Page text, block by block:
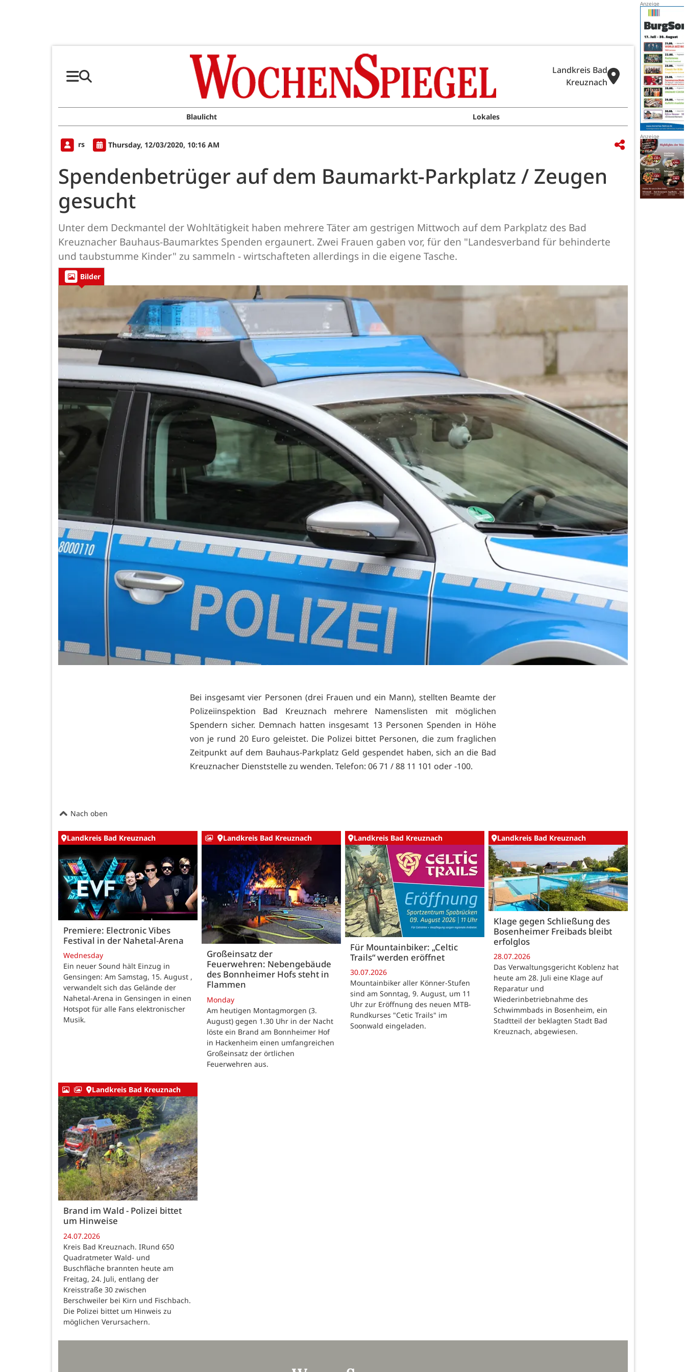
Landkreis Bad
Kreuznach
Blaulicht Lokales
rs Thursday, 12/03/2020, 10:16 AM
Spendenbetrüger auf dem Baumarkt-Parkplatz / Zeugen
gesucht
Unter dem Deckmantel der Wohltätigkeit haben mehrere Täter am gestrigen Mittwoch auf dem Parkplatz des Bad
Kreuznacher Bauhaus-Baumarktes Spenden ergaunert. Zwei Frauen gaben vor, für den "Landesverband für behinderte
und taubstumme Kinder" zu sammeln - wirtschafteten allerdings in die eigene Tasche.
Bilder
Bei insgesamt vier Personen (drei Frauen und ein Mann), stellten Beamte der
Polizeiinspektion Bad Kreuznach mehrere Namenslisten mit möglichen
Spendern sicher. Demnach hatten insgesamt 13 Personen Spenden in Höhe
von je rund 20 Euro geleistet. Die Polizei bittet Personen, die zum fraglichen
Zeitpunkt auf dem Bauhaus-Parkplatz Geld gespendet haben, sich an die Bad
Kreuznacher Dienststelle zu wenden. Telefon: 06 71 / 88 11 101 oder -100.
Nach oben
Landkreis Bad Kreuznach
Premiere: Electronic Vibes
Festival in der Nahetal-Arena
Wednesday
Ein neuer Sound hält Einzug in
Gensingen: Am Samstag, 15. August ,
verwandelt sich das Gelände der
Nahetal-Arena in Gensingen in einen
Hotspot für alle Fans elektronischer
Musik.
Landkreis Bad Kreuznach
Großeinsatz der
Feuerwehren: Nebengebäude
des Bonnheimer Hofs steht in
Flammen
Monday
Am heutigen Montagmorgen (3.
August) gegen 1.30 Uhr in der Nacht
löste ein Brand am Bonnheimer Hof
in Hackenheim einen umfangreichen
Großeinsatz der örtlichen
Feuerwehren aus.
Landkreis Bad Kreuznach
Für Mountainbiker: „Celtic
Trails“ werden eröffnet
30.07.2026
Mountainbiker aller Könner-Stufen
sind am Sonntag, 9. August, um 11
Uhr zur Eröffnung des neuen MTB-
Rundkurses "Cetic Trails" im
Soonwald eingeladen.
Landkreis Bad Kreuznach
Klage gegen Schließung des
Bosenheimer Freibads bleibt
erfolglos
28.07.2026
Das Verwaltungsgericht Koblenz hat
heute am 28. Juli eine Klage auf
Reparatur und
Wiederinbetriebnahme des
Schwimmbads in Bosenheim, ein
Stadtteil der beklagten Stadt Bad
Kreuznach, abgewiesen.
Landkreis Bad Kreuznach
Brand im Wald - Polizei bittet
um Hinweise
24.07.2026
Kreis Bad Kreuznach. IRund 650
Quadratmeter Wald- und
Buschfläche brannten heute am
Freitag, 24. Juli, entlang der
Kreisstraße 30 zwischen
Berschweiler bei Kirn und Fischbach.
Die Polizei bittet um Hinweis zu
möglichen Verursachern.